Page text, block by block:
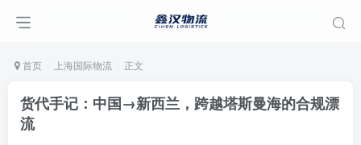
首页 上海国际物流 正文
货代手记：中国→新西兰，跨越塔斯曼海的合规漂
流